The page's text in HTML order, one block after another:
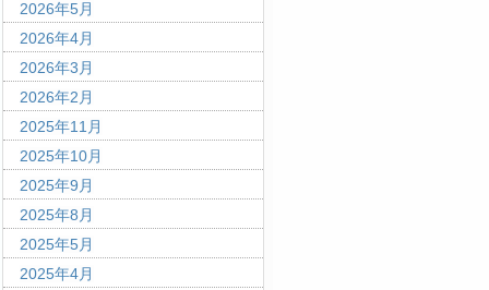
2026年5月
2026年4月
2026年3月
2026年2月
2025年11月
2025年10月
2025年9月
2025年8月
2025年5月
2025年4月